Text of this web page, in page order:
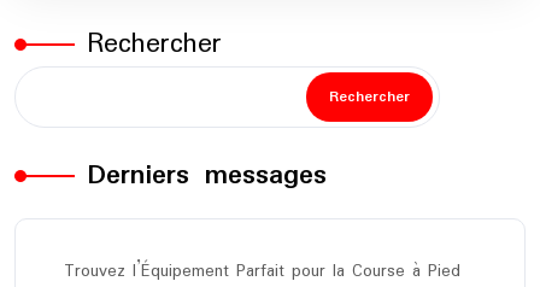
Rechercher
Rechercher
Derniers messages
Trouvez l’Équipement Parfait pour la Course à Pied